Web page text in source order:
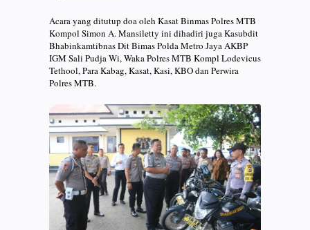
Acara yang ditutup doa oleh Kasat Binmas Polres MTB
Kompol Simon A. Mansiletty ini dihadiri juga Kasubdit
Bhabinkamtibnas Dit Bimas Polda Metro Jaya AKBP
IGM Sali Pudja Wi, Waka Polres MTB Kompl Lodevicus
Tethool, Para Kabag, Kasat, Kasi, KBO dan Perwira
Polres MTB.